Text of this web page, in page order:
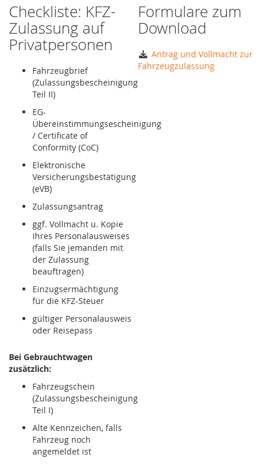
Checkliste: KFZ-
Zulassung auf
Privatpersonen
Fahrzeugbrief
(Zulassungsbescheinigung
Teil II)
EG-
Übereinstimmungsescheinigung
/ Certificate of
Conformity (CoC)
Elektronische
Versicherungsbestätigung
(eVB)
Zulassungsantrag
ggf. Vollmacht u. Kopie
Ihres Personalausweises
(falls Sie jemanden mit
der Zulassung
beauftragen)
Einzugsermächtigung
für die KFZ-Steuer
gültiger Personalausweis
oder Reisepass
Bei Gebrauchtwagen
zusätzlich:
Fahrzeugschein
(Zulassungsbescheinigung
Teil I)
Alte Kennzeichen, falls
Fahrzeug noch
angemeldet ist
Formulare zum
Download
Antrag und Vollmacht zur
Fahrzeugzulassung